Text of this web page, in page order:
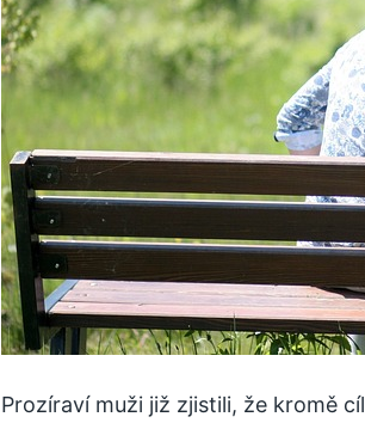
Prozíraví muži již zjistili, že kromě